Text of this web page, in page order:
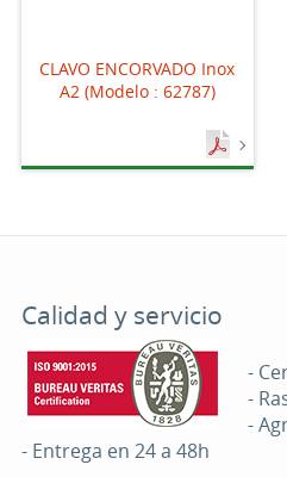
CLAVO ENCORVADO Inox
A2 (Modelo : 62787)
Calidad y servicio
-
-
-
- Entrega en 24 a 48h